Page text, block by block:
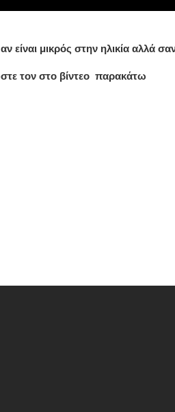
είναι μικρός στην ηλικία αλλά
τον στο βίντεο παρακάτω